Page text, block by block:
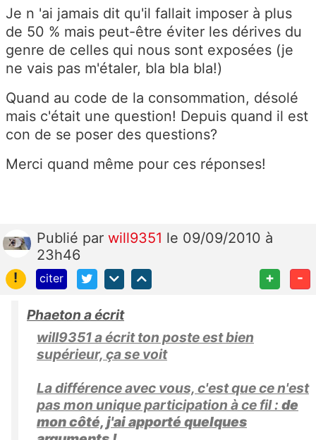
Je n 'ai jamais dit qu'il fallait imposer à plus
de 50 % mais peut-être éviter les dérives du
genre de celles qui nous sont exposées (je
ne vais pas m'étaler, bla bla bla!)
Quand au code de la consommation, désolé
mais c'était une question! Depuis quand il est
con de se poser des questions?
Merci quand même pour ces réponses!
Publié par will9351 le 09/09/2010 à
23h46
!
citer + -
Phaeton a écrit
will9351 a écrit ton poste est bien
supérieur, ça se voit
La différence avec vous, c'est que ce n'est
pas mon unique participation à ce fil : de
mon côté, j'ai apporté quelques